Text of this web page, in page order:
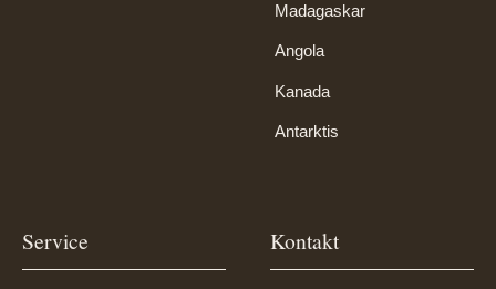
Madagaskar
Angola
Kanada
Antarktis
Service Kontakt